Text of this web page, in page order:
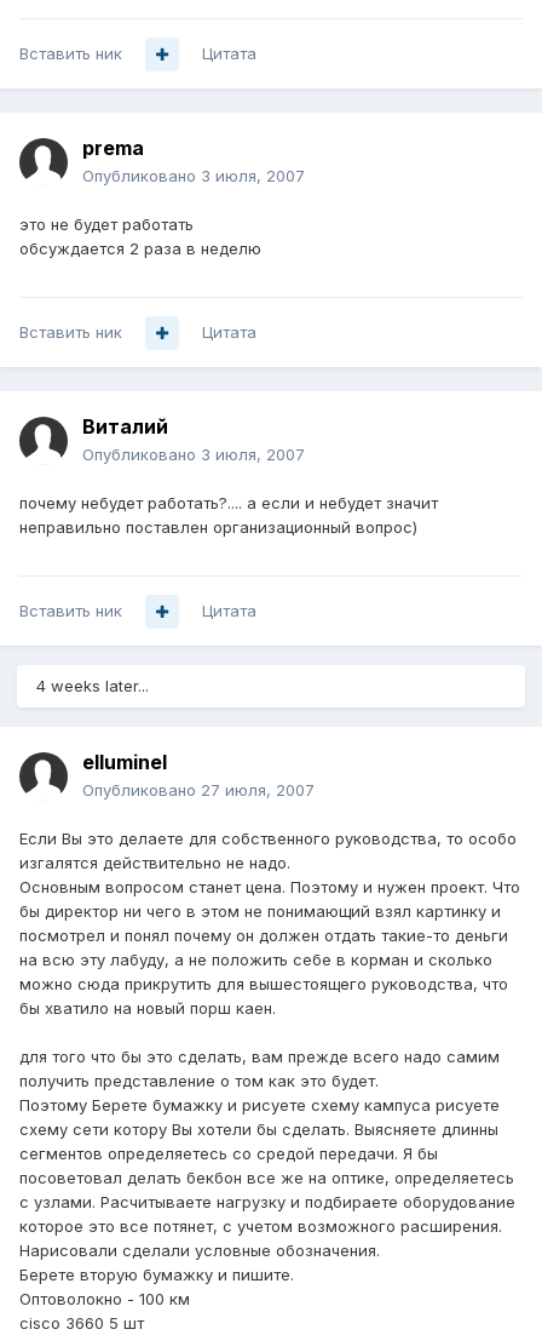
Вставить ник Цитата
prema
Опубликовано 3 июля, 2007
это не будет работать
обсуждается 2 раза в неделю
Вставить ник Цитата
Bиталий
Опубликовано 3 июля, 2007
почему небудет работать?.... а если и небудет значит
неправильно поставлен организационный вопрос)
Вставить ник Цитата
4 weeks later...
elluminel
Опубликовано 27 июля, 2007
Если Вы это делаете для собственного руководства, то особо
изгалятся действительно не надо.
Основным вопросом станет цена. Поэтому и нужен проект. Что
бы директор ни чего в этом не понимающий взял картинку и
посмотрел и понял почему он должен отдать такие-то деньги
на всю эту лабуду, а не положить себе в корман и сколько
можно сюда прикрутить для вышестоящего руководства, что
бы хватило на новый порш каен.
для того что бы это сделать, вам прежде всего надо самим
получить представление о том как это будет.
Поэтому Берете бумажку и рисуете схему кампуса рисуете
схему сети котору Вы хотели бы сделать. Выясняете длинны
сегментов определяетесь со средой передачи. Я бы
посоветовал делать бекбон все же на оптике, определяетесь
с узлами. Расчитываете нагрузку и подбираете оборудование
которое это все потянет, с учетом возможного расширения.
Нарисовали сделали условные обозначения.
Берете вторую бумажку и пишите.
Оптоволокно - 100 км
cisco 3660 5 шт